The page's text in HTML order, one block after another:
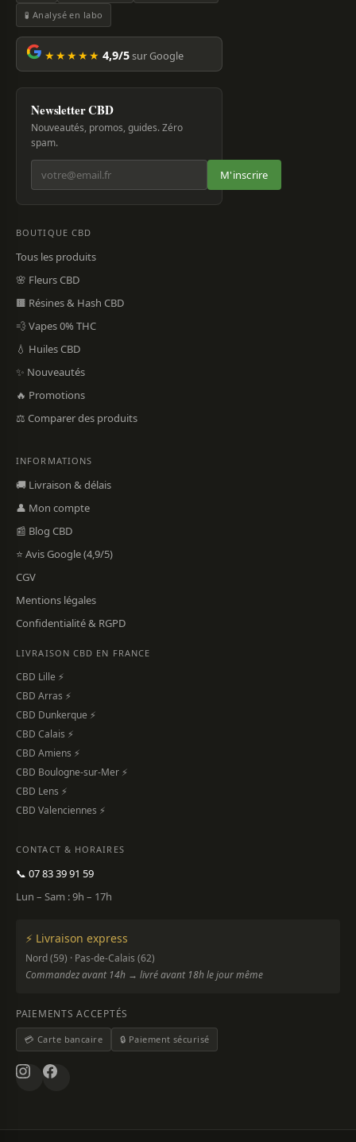
🧪 Analysé en labo
★★★★★ 4,9/5sur Google
Newsletter CBD
Nouveautés, promos, guides. Zéro
spam.
M'inscrire
BOUTIQUE CBD
Tous les produits
🌸 Fleurs CBD
🟫 Résines & Hash CBD
💨 Vapes 0% THC
💧 Huiles CBD
✨ Nouveautés
🔥 Promotions
⚖️ Comparer des produits
INFORMATIONS
🚚 Livraison & délais
👤 Mon compte
📰 Blog CBD
⭐ Avis Google (4,9/5)
CGV
Mentions légales
Confidentialité & RGPD
LIVRAISON CBD EN FRANCE
CBD Lille ⚡
CBD Arras ⚡
CBD Dunkerque ⚡
CBD Calais ⚡
CBD Amiens ⚡
CBD Boulogne-sur-Mer ⚡
CBD Lens ⚡
CBD Valenciennes ⚡
CONTACT & HORAIRES
📞 07 83 39 91 59
Lun – Sam : 9h – 17h
⚡ Livraison express
Nord (59) · Pas-de-Calais (62)
Commandez avant 14h → livré avant 18h le jour même
PAIEMENTS ACCEPTÉS
💳 Carte bancaire 🔒 Paiement sécurisé